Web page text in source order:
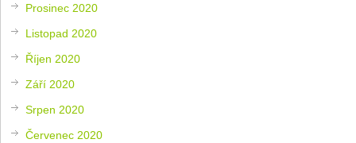
Prosinec 2020
Listopad 2020
Říjen 2020
Září 2020
Srpen 2020
Červenec 2020